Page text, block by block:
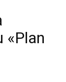
«Plan